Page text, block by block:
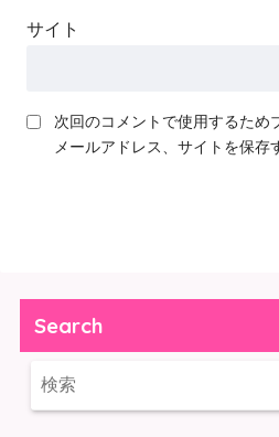
サイト
次回のコメントで使用するため
メールアドレス、サイトを保存
Search